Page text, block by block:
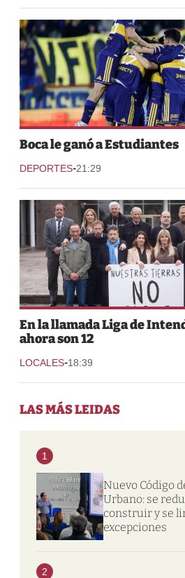
Boca le ganó a Estudiantes
DEPORTES-21:29
En la llamada Liga de
ahora son 12
LOCALES-18:39
LAS MÁS LEIDAS
1
Nuevo Código
Urbano: se
construir y se
excepciones
2